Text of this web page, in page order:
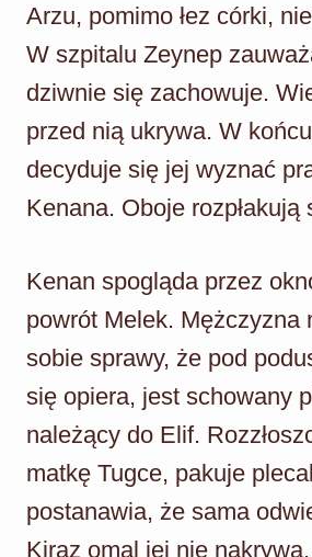
Arzu, pomimo łez córki,
W szpitalu Zeynep
dziwnie się zachowuje.
przed nią ukrywa. W
decyduje się jej wyznać
Kenana. Oboje rozpłakują
Kenan spogląda przez
powrót Melek. Mężczyzna
sobie sprawy, że pod
się opiera, jest schowany
należący do Elif.
matkę Tugce, pakuje
postanawia, że sama
Kiraz omal jej nie